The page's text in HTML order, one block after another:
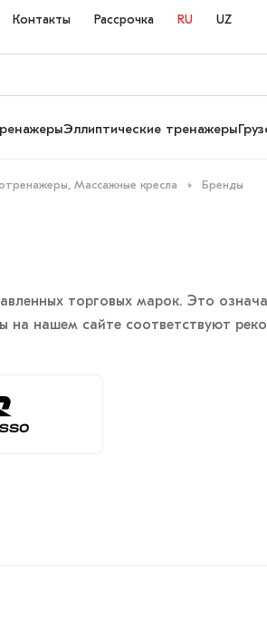
Контакты Рассрочка RU UZ
Эллиптические тренажеры
Массажные кресла Бренды
торговых марок. Это
на нашем сайте соответствуют